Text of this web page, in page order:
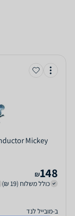
Mickey
148
₪
כולל משלוח (19 ₪)
ב-מובייל לנד